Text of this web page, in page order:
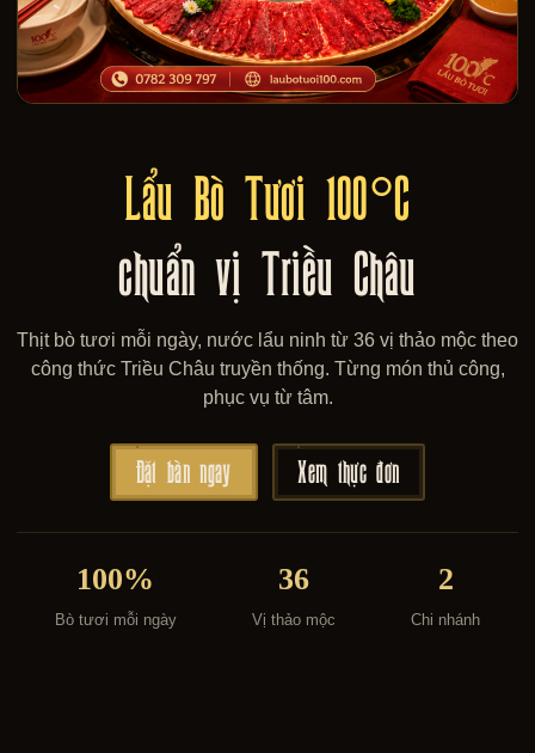
Lẩu Bò Tươi 100°C
chuẩn vị Triều Châu
Thịt bò tươi mỗi ngày, nước lẩu ninh từ 36 vị thảo mộc theo
công thức Triều Châu truyền thống. Từng món thủ công,
phục vụ từ tâm.
Đặt bàn ngay Xem thực đơn
100%
Bò tươi mỗi ngày
36
Vị thảo mộc
2
Chi nhánh